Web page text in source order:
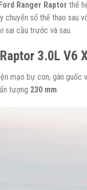
Ranger Raptor thế
số thể thao sau
sai cầu trước và sau.
3.0L V6
mạo bự con, gân guốc
tượng 230 mm.